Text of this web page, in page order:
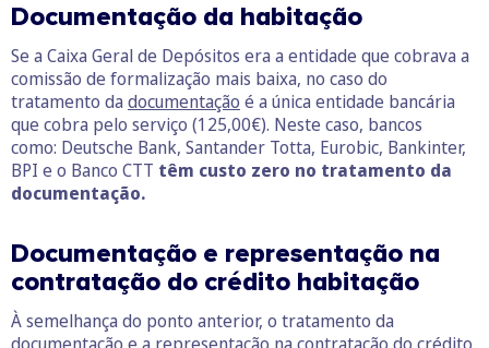
Documentação da habitação
Se a Caixa Geral de Depósitos era a entidade que cobrava a
comissão de formalização mais baixa, no caso do
tratamento da documentação é a única entidade bancária
que cobra pelo serviço (125,00€). Neste caso, bancos
como: Deutsche Bank, Santander Totta, Eurobic, Bankinter,
BPI e o Banco CTT têm custo zero no tratamento da
documentação.
Documentação e representação na
contratação do crédito habitação
À semelhança do ponto anterior, o tratamento da